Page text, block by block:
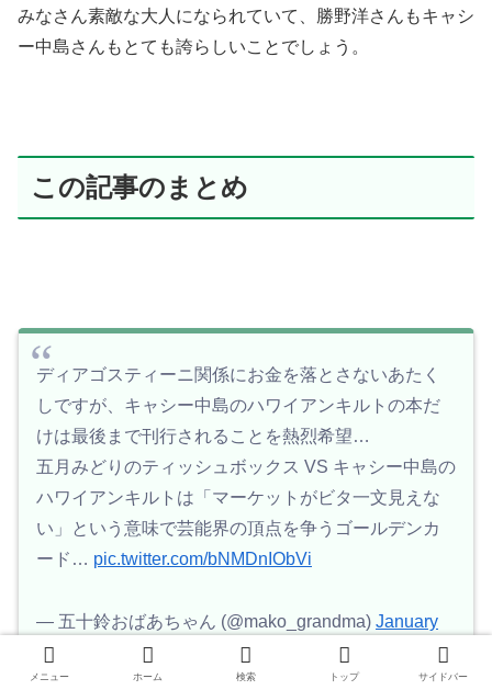
みなさん素敵な大人になられていて、勝野洋さんもキャシ
ー中島さんもとても誇らしいことでしょう。
この記事のまとめ
ディアゴスティーニ関係にお金を落とさないあたく
しですが、キャシー中島のハワイアンキルトの本だ
けは最後まで刊行されることを熱烈希望…
五月みどりのティッシュボックス VS キャシー中島の
ハワイアンキルトは「マーケットがビタ一文見えな
い」という意味で芸能界の頂点を争うゴールデンカ
ード… pic.twitter.com/bNMDnIObVi
— 五十鈴おばあちゃん (@mako_grandma) January
8, 2019
メニュー ホーム 検索 トップ サイドバー